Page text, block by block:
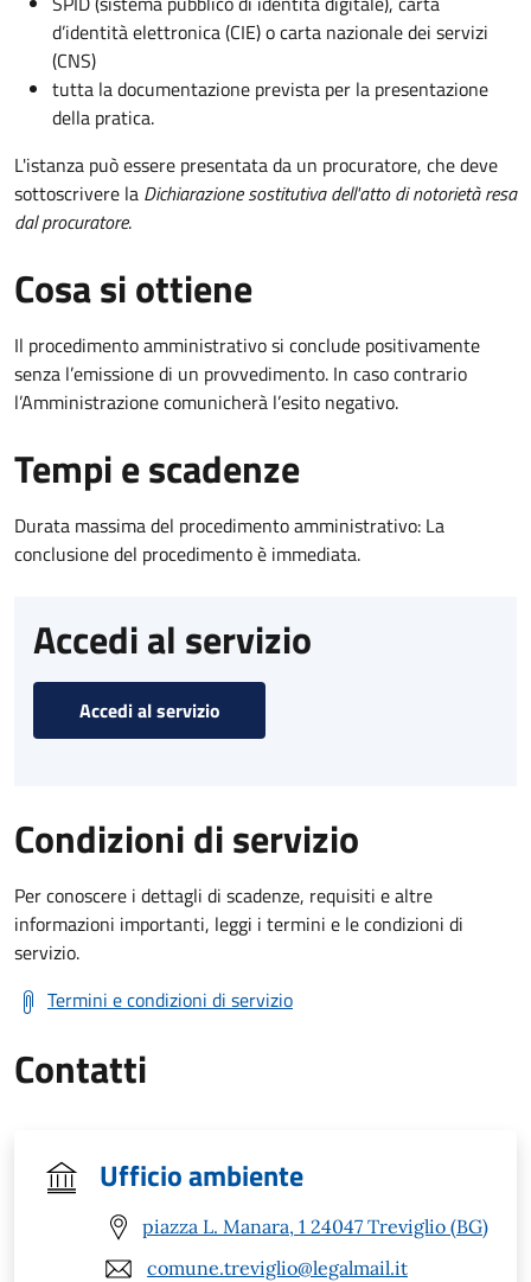
d’identità elettronica (CIE) o carta nazionale dei servizi
(CNS)
tutta la documentazione prevista per la presentazione
della pratica.
L'istanza può essere presentata da un procuratore, che deve
sottoscrivere la Dichiarazione sostitutiva dell'atto di notorietà resa
dal procuratore.
Cosa si ottiene
Il procedimento amministrativo si conclude positivamente
senza l’emissione di un provvedimento. In caso contrario
l’Amministrazione comunicherà l’esito negativo.
Tempi e scadenze
Durata massima del procedimento amministrativo: La
conclusione del procedimento è immediata.
Accedi al servizio
Accedi al servizio
Condizioni di servizio
Per conoscere i dettagli di scadenze, requisiti e altre
informazioni importanti, leggi i termini e le condizioni di
servizio.
Termini e condizioni di servizio
Contatti
Ufficio ambiente
piazza L. Manara, 1 24047 Treviglio (BG)
comune.treviglio@legalmail.it